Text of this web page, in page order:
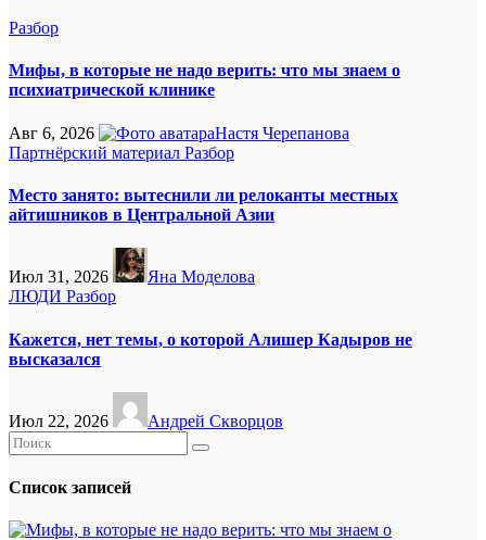
Разбор
Мифы, в которые не надо верить: что мы знаем о
психиатрической клинике
Авг 6, 2026
Настя Черепанова
Партнёрский материал Разбор
Место занято: вытеснили ли релоканты местных
айтишников в Центральной Азии
Июл 31, 2026
Яна Моделова
ЛЮДИ Разбор
Кажется, нет темы, о которой Алишер Кадыров не
высказался
Июл 22, 2026 Андрей Скворцов
Список записей